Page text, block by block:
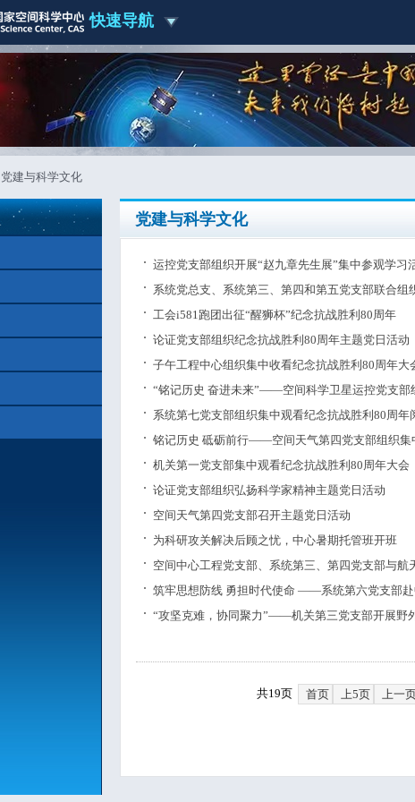
快速导航
党建与科学文化
党建与科学文化
运控党支部组织开展“赵九章先生展”集中参观学习
系统党总支、系统第三、第四和第五党支部联合
工会i581跑团出征“醒狮杯”纪念抗战胜利80周年
论证党支部组织纪念抗战胜利80周年主题党日活动
子午工程中心组织集中收看纪念抗战胜利80周年大
“铭记历史 奋进未来”——空间科学卫星运控党支部
系统第七党支部组织集中观看纪念抗战胜利80周年
铭记历史 砥砺前行——空间天气第四党支部组织集
机关第一党支部集中观看纪念抗战胜利80周年大会
论证党支部组织弘扬科学家精神主题党日活动
空间天气第四党支部召开主题党日活动
为科研攻关解决后顾之忧，中心暑期托管班开班
空间中心工程党支部、系统第三、第四党支部与
筑牢思想防线 勇担时代使命 ——系统第六党支部
“攻坚克难，协同聚力”——机关第三党支部开展野
共19页 首页 上5页 上一